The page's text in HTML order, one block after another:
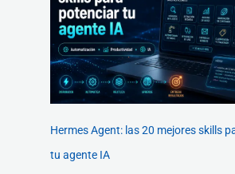
Hermes Agent: las 20 mejores skills
tu agente IA